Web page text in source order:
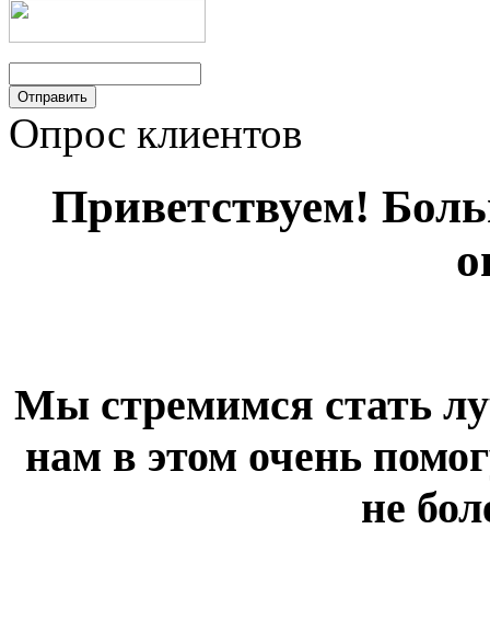
Опрос клиентов
Приветствуем!
Мы стремимся стать
нам в этом очень
не